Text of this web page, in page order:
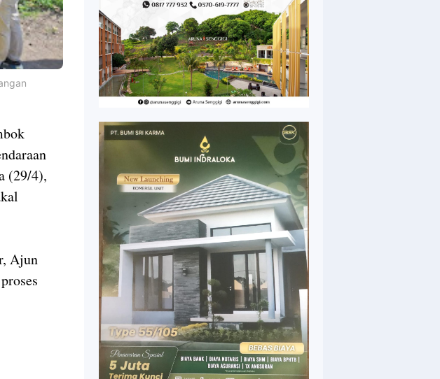
(29/4),
Ajun